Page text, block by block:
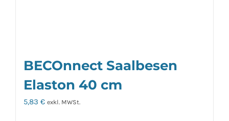
BECOnnect Saalbesen
Elaston 40 cm
5,83 € exkl. MWSt.